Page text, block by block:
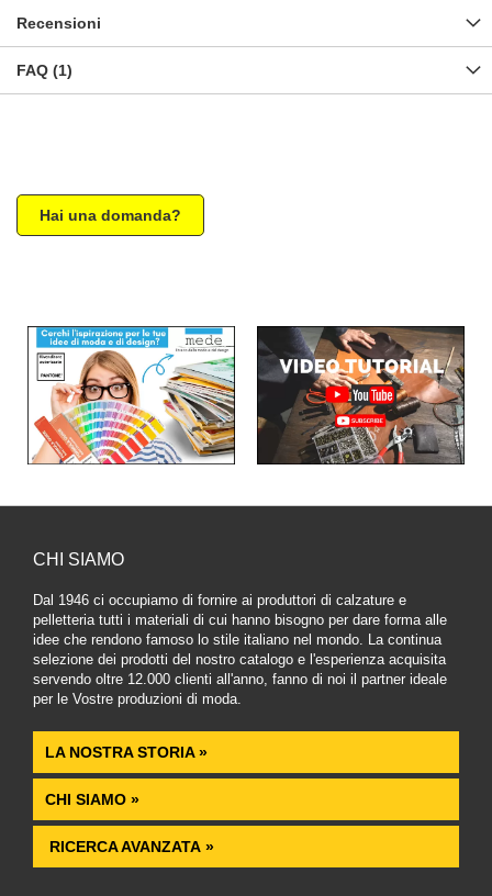
Recensioni
FAQ (1)
Hai una domanda?
CHI SIAMO
Dal 1946 ci occupiamo di fornire ai produttori di calzature e
pelletteria tutti i materiali di cui hanno bisogno per dare forma alle
idee che rendono famoso lo stile italiano nel mondo. La continua
selezione dei prodotti del nostro catalogo e l'esperienza acquisita
servendo oltre 12.000 clienti all'anno, fanno di noi il partner ideale
per le Vostre produzioni di moda.
LA NOSTRA STORIA »
CHI SIAMO »
RICERCA AVANZATA »